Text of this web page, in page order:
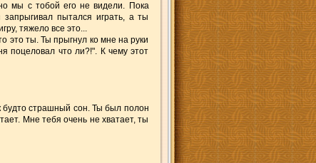
мы с тобой его не видели. Пока
пытался играть, а ты
тяжело все это...
это ты. Ты прыгнул ко мне на руки
поцеловал что ли?!". К чему этот
будто страшный сон. Ты был полон
Мне тебя очень не хватает, ты